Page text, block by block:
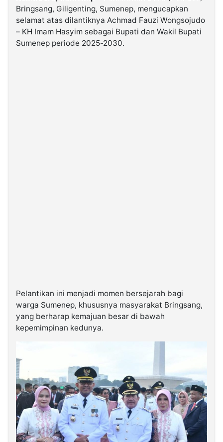
Kabarbaru.co
2026
Bringsang, Giligenting, Sumenep, mengucapkan
selamat atas dilantiknya Achmad Fauzi Wongsojudo
– KH Imam Hasyim sebagai Bupati dan Wakil Bupati
Sumenep periode 2025-2030.
Pelantikan ini menjadi momen bersejarah bagi
warga Sumenep, khususnya masyarakat Bringsang,
yang berharap kemajuan besar di bawah
kepemimpinan kedunya.